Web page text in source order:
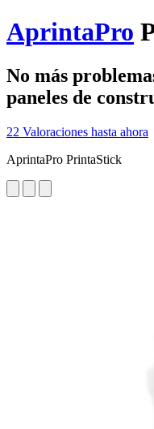
AprintaPro
No más
paneles de
22 Valoraciones hasta ahora
AprintaPro PrintaStick